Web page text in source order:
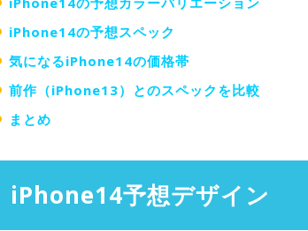
iPhone14の予想スペック
気になるiPhone14の価格帯
前作（iPhone13）とのスペックを比較
まとめ
iPhone14予想デザイン